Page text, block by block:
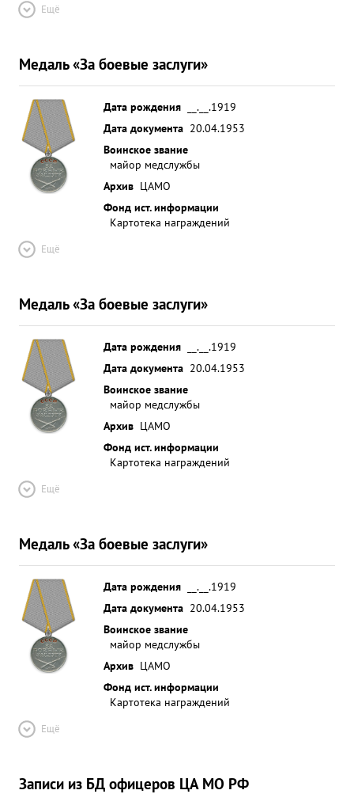
Ещё
Медаль «За боевые заслуги»
Дата рождения
__.__.1919
Дата документа 20.04.1953
Воинское звание
майор медслужбы
Архив ЦАМО
Фонд ист. информации
Картотека награждений
Ещё
Медаль «За боевые заслуги»
Дата рождения
__.__.1919
Дата документа 20.04.1953
Воинское звание
майор медслужбы
Архив ЦАМО
Фонд ист. информации
Картотека награждений
Ещё
Медаль «За боевые заслуги»
Дата рождения
__.__.1919
Дата документа 20.04.1953
Воинское звание
майор медслужбы
Архив ЦАМО
Фонд ист. информации
Картотека награждений
Ещё
Записи из БД офицеров ЦА МО РФ